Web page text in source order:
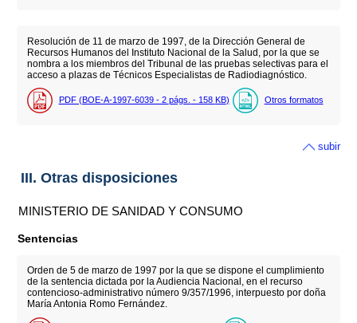
Resolución de 11 de marzo de 1997, de la Dirección General de
Recursos Humanos del Instituto Nacional de la Salud, por la que se
nombra a los miembros del Tribunal de las pruebas selectivas para el
acceso a plazas de Técnicos Especialistas de Radiodiagnóstico.
PDF (BOE-A-1997-6039 - 2 págs. - 158 KB) Otros formatos
subir
III. Otras disposiciones
MINISTERIO DE SANIDAD Y CONSUMO
Sentencias
Orden de 5 de marzo de 1997 por la que se dispone el cumplimiento
de la sentencia dictada por la Audiencia Nacional, en el recurso
contencioso-administrativo número 9/357/1996, interpuesto por doña
María Antonia Romo Fernández.